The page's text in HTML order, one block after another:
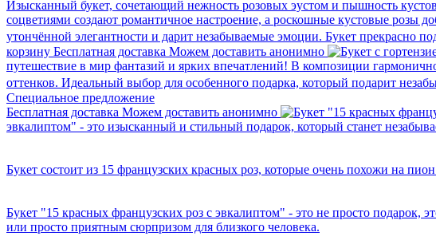
Изысканный букет, сочетающий нежность розовых эустом и пышность
соцветиями создают романтичное настроение, а роскошные кустовые розы
утончённой элегантности и дарит незабываемые эмоции. Букет прекрасно
корзину Бесплатная доставка Можем доставить анонимно
путешествие в мир фантазий и ярких впечатлений! В композиции
оттенков. Идеальный выбор для особенного подарка, который подарит
Cпециальное предложение
Бесплатная доставка Можем доставить анонимно
эвкалиптом" - это изысканный и стильный подарок, который станет
Букет состоит из 15 французских красных роз, которые очень похожи на
Букет "15 красных французских роз с эвкалиптом" - это не просто
или просто приятным сюрпризом для близкого человека.